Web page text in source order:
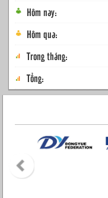
Hôm nay:
Hôm qua:
Trong tháng:
Tổng: